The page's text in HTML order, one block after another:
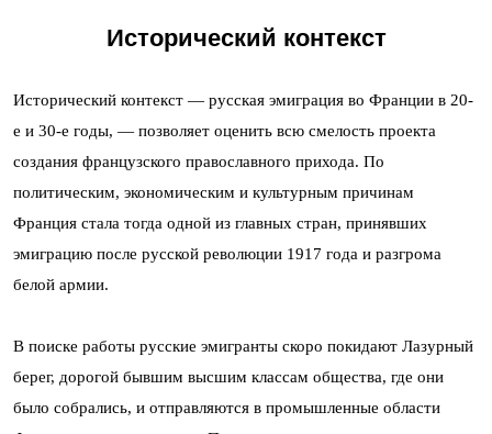
Исторический контекст
Исторический контекст — русская эмиграция во Франции в 20-
е и 30-е годы, — позволяет оценить всю смелость проекта
создания французского православного прихода. По
политическим, экономическим и культурным причинам
Франция стала тогда одной из главных стран, принявших
эмиграцию после русской революции 1917 года и разгрома
белой армии.
В поиске работы русские эмигранты скоро покидают Лазурный
берег, дорогой бывшим высшим классам общества, где они
было собрались, и отправляются в промышленные области